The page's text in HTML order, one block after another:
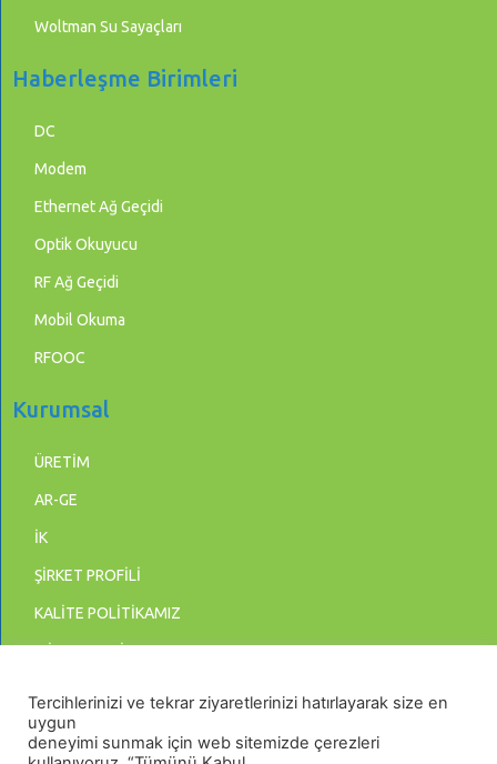
Woltman Su Sayaçları
Haberleşme Birimleri
DC
Modem
Ethernet Ağ Geçidi
Optik Okuyucu
RF Ağ Geçidi
Mobil Okuma
RFOOC
Kurumsal
ÜRETİM
AR-GE
İK
ŞİRKET PROFİLİ
KALİTE POLİTİKAMIZ
MİSYON & VİZYON
KİŞİSEL VERİLERİN KORUNMASI
Tercihlerinizi ve tekrar ziyaretlerinizi hatırlayarak size en
uygun
deneyimi sunmak için web sitemizde çerezleri